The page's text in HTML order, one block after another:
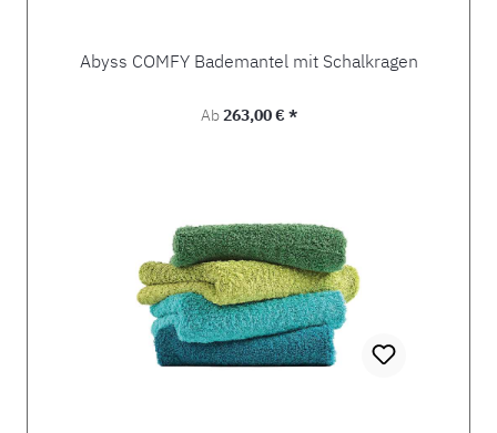
Abyss COMFY Bademantel mit Schalkragen
Regulärer Preis:
Ab263,00 € *